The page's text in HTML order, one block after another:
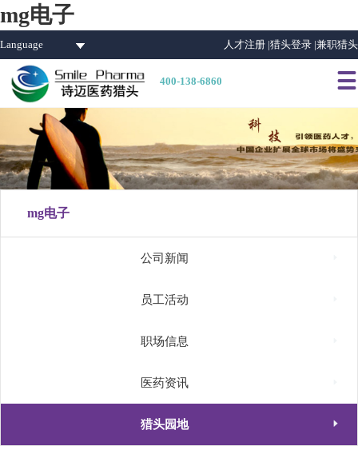
mg电子
Language 人才注册 |猎头登录 |兼职猎头
400-138-6860 
mg电子
公司新闻
员工活动
职场信息
医药资讯
猎头园地 